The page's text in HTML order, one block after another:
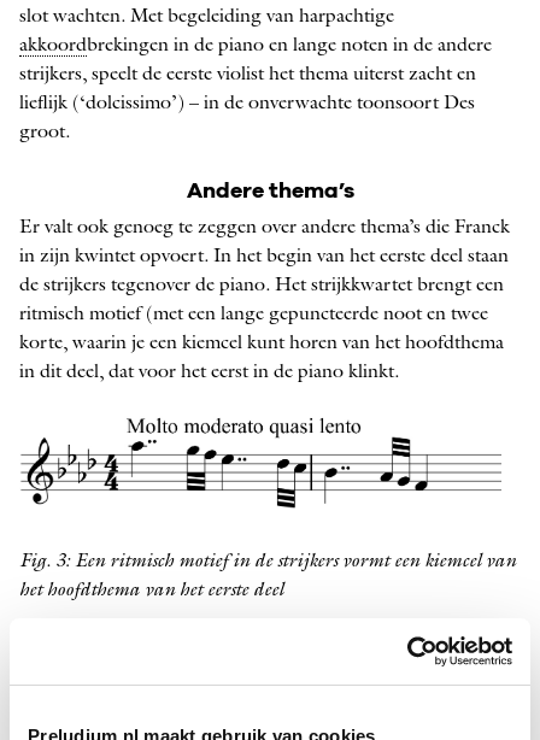
Preludium.nl maakt gebruik van cookies
slot wachten. Met begeleiding van harpachtige
akkoordbrekingen in de piano en lange noten in de andere
strijkers, speelt de eerste violist het thema uiterst zacht en
lieflijk (‘dolcissimo’) – in de onverwachte toonsoort Des
groot.
Andere thema’s
Er valt ook genoeg te zeggen over andere thema’s die Franck
in zijn kwintet opvoert. In het begin van het eerste deel staan
de strijkers tegenover de piano. Het strijkkwartet brengt een
ritmisch motief (met een lange gepuncteerde noot en twee
korte, waarin je een kiemcel kunt horen van het hoofdthema
in dit deel, dat voor het eerst in de piano klinkt.
Fig. 3: Een ritmisch motief in de strijkers vormt een kiemcel van
het hoofdthema van het eerste deel